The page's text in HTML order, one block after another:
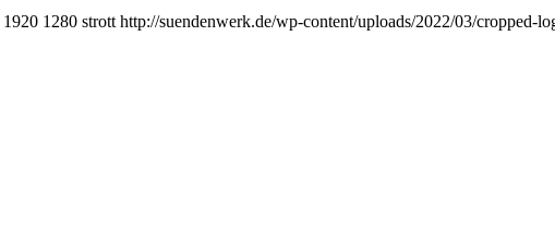
1920 1280 strott http://suendenwerk.de/wp-content/uploads/2022/03/cropped-